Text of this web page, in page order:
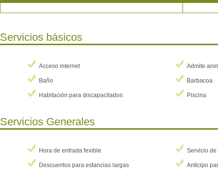
la
Servicios básicos
Acceso internet Admite
Baño Barbacoa
Habitación para discapacitados Piscina
Servicios Generales
Hora de entrada fexible Servicio
Descuentos para estancias largas Anticipo